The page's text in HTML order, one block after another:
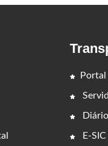
Portal
E-SIC